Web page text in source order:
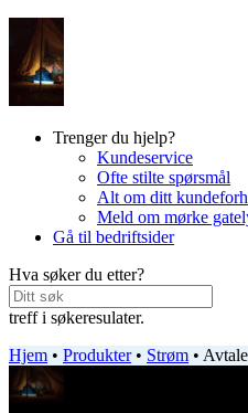
Trenger du hjelp?
Kundeservice
Ofte stilte spørsmål
Alt om ditt
Meld om mørke
Gå til bedriftsider
Hva søker du etter?
treff i søkeresulater.
Hjem • Produkter• Strøm •